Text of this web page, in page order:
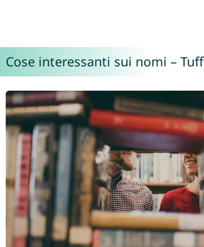
Cose interessanti sui nomi –